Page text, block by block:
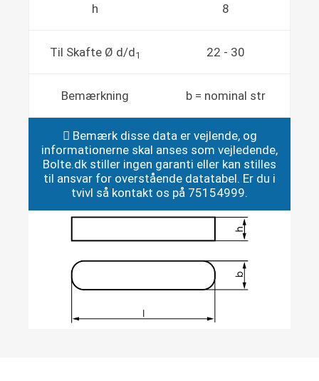
h 8
Til Skafte Ø d/d1 22 - 30
Bemærkning b = nominal str
Bemærk disse data er vejlende, og
informationerne skal anses som vejledende,
Bolte.dk stiller ingen garanti eller kan stilles
til ansvar for overstående datatabel. Er du i
tvivl så kontakt os på 75154999.